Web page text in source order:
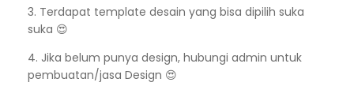
3. Terdapat template desain yang bisa dipilih suka
suka 😍
4. Jika belum punya design, hubungi admin untuk
pembuatan/jasa Design 😍